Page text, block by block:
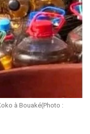
à Bouaké(Photo :